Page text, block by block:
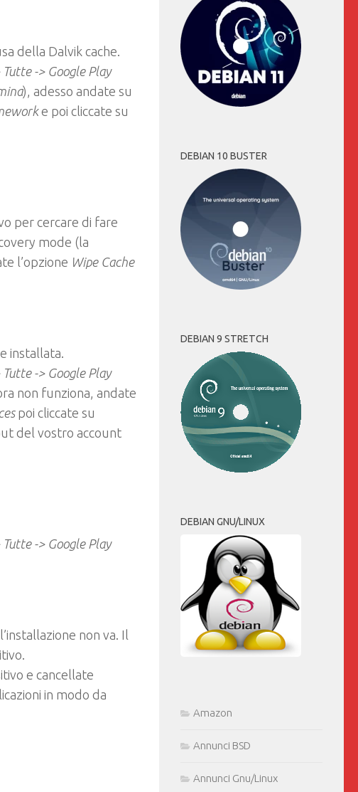
della Dalvik cache.
-> Google Play
), adesso andate su
e poi cliccate su
per cercare di fare
mode (la
l’opzione Wipe Cache
installata.
-> Google Play
non funziona, andate
poi cliccate su
del vostro account
-> Google Play
non va. Il
e cancellate
in modo da
DEBIAN 10 BUSTER
DEBIAN 9 STRETCH
DEBIAN GNU/LINUX
Amazon
Annunci BSD
Annunci Gnu/Linux